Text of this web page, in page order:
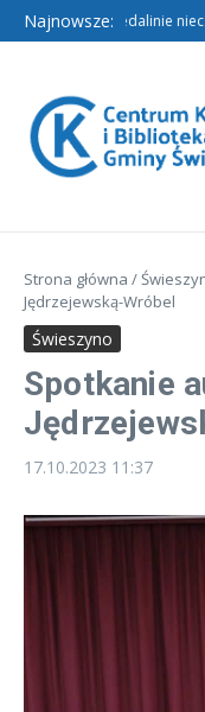
Przejdź do treści
Najnowsze:
Filia w Niedalinie
Strona główna /
Jędrzejewską-Wróbel
Świeszyno
Spotkanie
17.10.2023 11:37